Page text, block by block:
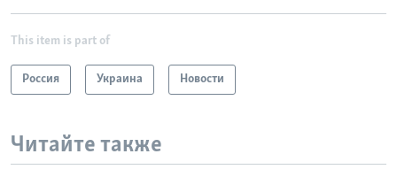
This item is part of
Россия Украина Новости
Читайте также